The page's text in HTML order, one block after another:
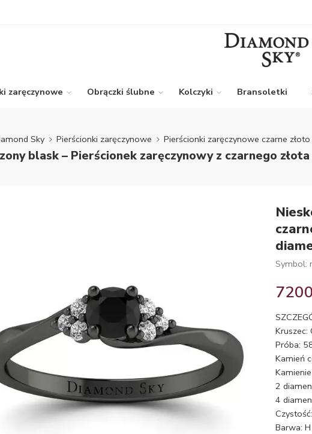
zaręczynowe Obrączki ślubne Kolczyki Bransoletki
Sky Pierścionki zaręczynowe Pierścionki zaręczynowe czarne złoto
blask – Pierścionek zaręczynowy z czarnego
Symbol:
7200
Kruszec:
Próba:
Kamień
2
4
Barwa: H